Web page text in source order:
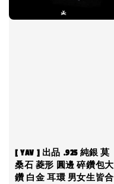
[ YAV ] 出品 .925 純銀 莫
桑石 菱形 圓邊 碎鑽包大
鑽 白金 耳環 男女生皆合